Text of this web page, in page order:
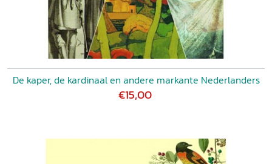
De kaper, de kardinaal en andere markante Nederlanders
€15,00